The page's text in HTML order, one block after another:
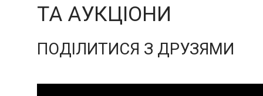
ТА АУКЦІОНИ
ПОДІЛИТИСЯ З ДРУЗЯМИ